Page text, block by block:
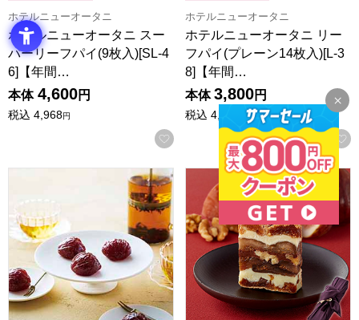
ホテルニューオータニ
ホテルニューオータニ スー
パーリーフパイ(9枚入)[SL-4
6]【年間…
本体 4,600円
税込 4,968円
お気に入りに登録する
ホテルニューオータニ
ホテルニューオータニ リー
フパイ(プレーン14枚入)[L-3
8]【年間…
本体 3,800円
税込 4,104 円
東京風月堂 マロングラッセ(12個入)[MGL]【年間ギフト】
一善や 干柿と胡桃と無花果